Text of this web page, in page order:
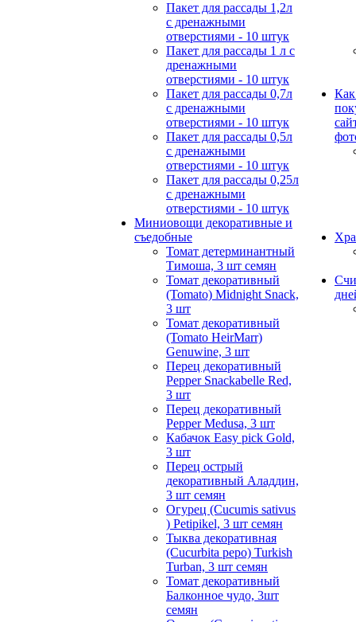
Пакет для рассады 1,2л
с дренажными
отверстиями - 10 штук
Пакет для рассады 1 л с
дренажными
отверстиями - 10 штук
Пакет для рассады 0,7л
с дренажными
отверстиями - 10 штук
Пакет для рассады 0,5л
с дренажными
отверстиями - 10 штук
Пакет для рассады 0,25л
с дренажными
отверстиями - 10 штук
Миниовощи декоративные и
съедобные
Томат детерминантный
Тимоша, 3 шт семян
Томат декоративный
(Tomato) Midnight Snack,
3 шт
Томат декоративный
(Tomato HeirMarr)
Genuwine, 3 шт
Перец декоративный
Pepper Snackabelle Red,
3 шт
Перец декоративный
Pepper Medusa, 3 шт
Кабачок Easy pick Gold,
3 шт
Перец острый
декоративный Аладдин,
3 шт семян
Огурец (Cucumis sativus
) Petipikel, 3 шт семян
Тыква декоративная
(Cucurbita pepo) Turkish
Turban, 3 шт семян
Томат декоративный
Балконное чудо, 3шт
семян